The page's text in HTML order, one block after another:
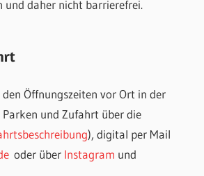
und daher nicht barrierefrei.
Öffnungszeiten vor Ort in der
und Zufahrt über die
), digital per Mail
oder über Instagram und